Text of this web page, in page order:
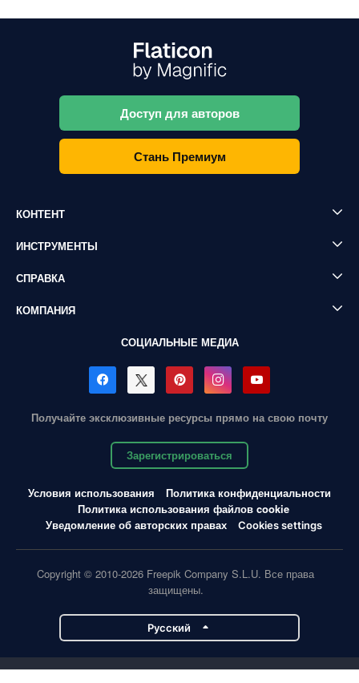
Доступ для авторов
Стань Премиум
КОНТЕНТ
ИНСТРУМЕНТЫ
СПРАВКА
КОМПАНИЯ
СОЦИАЛЬНЫЕ МЕДИА
Получайте эксклюзивные ресурсы прямо на свою почту
Зарегистрироваться
Условия использования
Политика конфиденциальности
Политика использования файлов cookie
Уведомление об авторских правах
Cookies settings
Copyright © 2010-2026 Freepik Company S.L.U. Все права
защищены.
Pусский